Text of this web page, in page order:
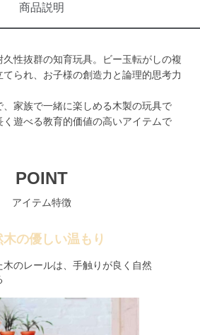
商品説明
久性抜群の知育玩具。ビー玉転がしの複
られ、お子様の創造力と論理的思考力
家族で一緒に楽しめる木製の玩具で
遊べる教育的価値の高いアイテムで
POINT
アイテム特徴
木の優しい温もり
のレールは、手触りが良く自然